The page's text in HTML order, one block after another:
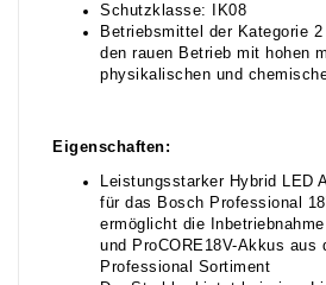
Schutzklasse: IK08
Betriebsmittel der Kategorie
den rauen Betrieb mit hohen
physikalischen und
Eigenschaften:
Leistungsstarker Hybrid LED
für das Bosch Professional
ermöglicht die
und ProCORE18V-Akkus aus
Professional Sortiment